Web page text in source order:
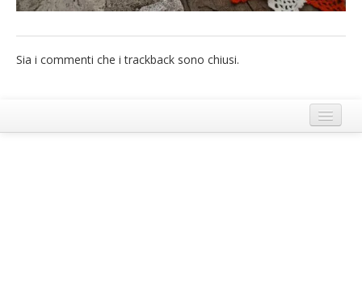
Sia i commenti che i trackback sono chiusi.